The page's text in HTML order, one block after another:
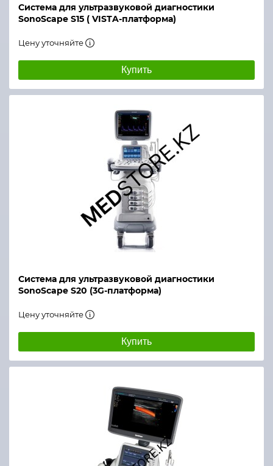
Система для ультразвуковой диагностики
SonoScape S15 ( VISTA-платформа)
Цену уточняйте
Купить
Система для ультразвуковой диагностики
SonoScape S20 (3G-платформа)
Цену уточняйте
Купить